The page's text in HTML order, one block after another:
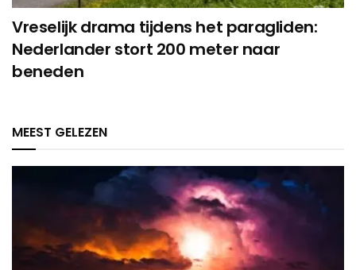
Vreselijk drama tijdens het paragliden:
Nederlander stort 200 meter naar
beneden
MEEST GELEZEN